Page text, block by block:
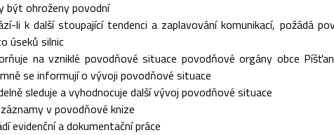
být ohroženy povodní
li k další stoupající tendenci a zaplavování komunikací, požádá
úseků silnic
na vzniklé povodňové situace povodňové orgány obce
se informují o vývoji povodňové situace
sleduje a vyhodnocuje další vývoj povodňové situace
v povodňové knize
evidenční a dokumentační práce